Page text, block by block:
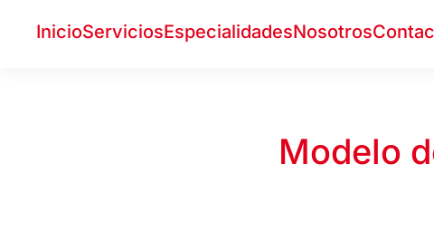
InicioServiciosEspecialidadesNosotros
Modelo